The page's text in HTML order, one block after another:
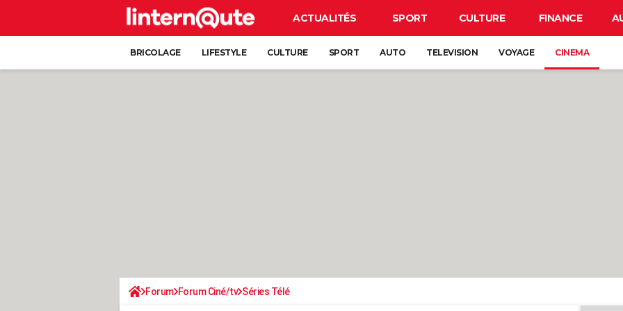
ACTUALITÉS SPORT CULTURE FINANCE
BRICOLAGE LIFESTYLE CULTURE SPORT AUTO TELEVISION VOYAGE CINEMA
Forum Forum Ciné/tv Séries Télé